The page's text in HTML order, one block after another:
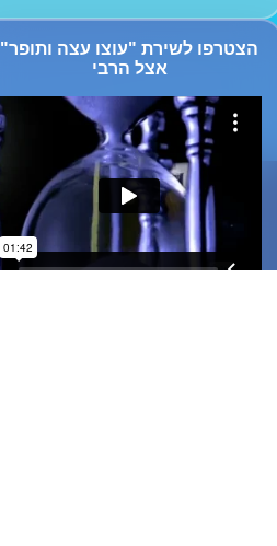
הצטרפו לשירת "עוצו עצה ותופר"
אצל הרבי